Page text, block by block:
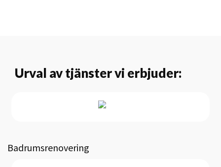
Urval av tjänster vi erbjuder:
Badrumsrenovering